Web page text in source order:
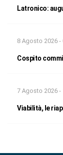
Latronico:
8 Agosto 2026 -
Cospito
7 Agosto 2026 -
Viabilità, le